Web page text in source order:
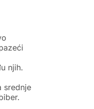
njih.
srednje